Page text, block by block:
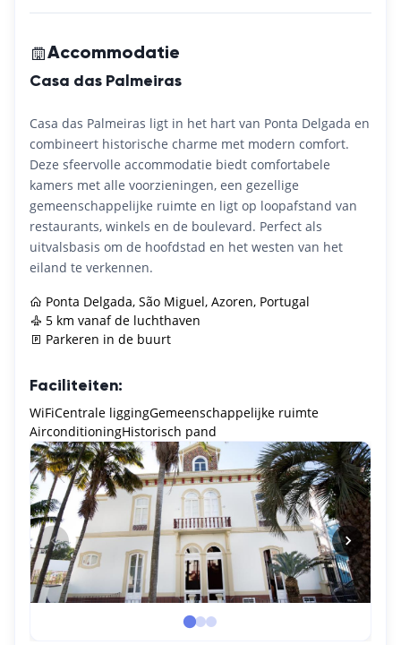
Accommodatie
Casa das Palmeiras
Casa das Palmeiras ligt in het hart van Ponta Delgada en
combineert historische charme met modern comfort.
Deze sfeervolle accommodatie biedt comfortabele
kamers met alle voorzieningen, een gezellige
gemeenschappelijke ruimte en ligt op loopafstand van
restaurants, winkels en de boulevard. Perfect als
uitvalsbasis om de hoofdstad en het westen van het
eiland te verkennen.
Ponta Delgada, São Miguel, Azoren, Portugal
5 km vanaf de luchthaven
Parkeren in de buurt
Faciliteiten:
WiFiCentrale liggingGemeenschappelijke ruimte
AirconditioningHistorisch pand